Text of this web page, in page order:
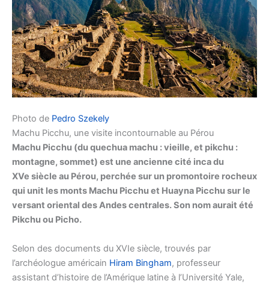
Photo de Pedro Szekely
Machu Picchu, une visite incontournable au Pérou
Machu Picchu (du quechua machu : vieille, et pikchu :
montagne, sommet) est une ancienne cité inca du
XVe siècle au Pérou, perchée sur un promontoire rocheux
qui unit les monts Machu Picchu et Huayna Picchu sur le
versant oriental des Andes centrales. Son nom aurait été
Pikchu ou Picho.
Selon des documents du XVIe siècle, trouvés par
l’archéologue américain Hiram Bingham, professeur
assistant d’histoire de l’Amérique latine à l’Université Yale,